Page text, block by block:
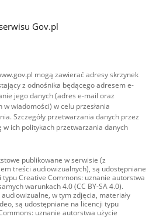
Gov.pl
mogą zawierać adresy skrzynek
z odnośnika będącego adresem e-
jego danych (adres e-mail oraz
wiadomości) w celu przesłania
Szczegóły przetwarzania danych przez
w ich politykach przetwarzania danych
publikowane w serwisie (z
treści audiowizualnych), są udostępniane
typu Creative Commons: uznanie autorstwa
warunkach 4.0 (CC BY-SA 4.0).
audiowizualne, w tym zdjęcia, materiały
są udostępniane na licencji typu
uznanie autorstwa użycie